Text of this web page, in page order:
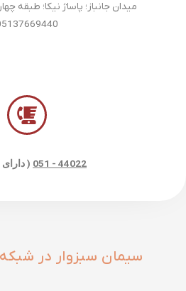
میدان جانباز؛ پاساژ نیکا؛ طبقه
44022 - 051 ( دارای 30 خط)
سیمان سبزوار در